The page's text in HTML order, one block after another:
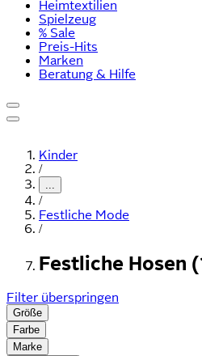
Heimtextilien
Spielzeug
% Sale
Preis-Hits
Marken
Beratung & Hilfe
Kinder
/
...
/
Festliche Mode
/
Festliche Hosen
Filter überspringen
Größe
Farbe
Marke